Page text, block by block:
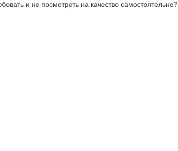
и не посмотреть на качество самостоятельно?